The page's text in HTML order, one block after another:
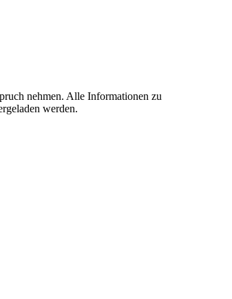
nehmen. Alle Informationen zu
werden.